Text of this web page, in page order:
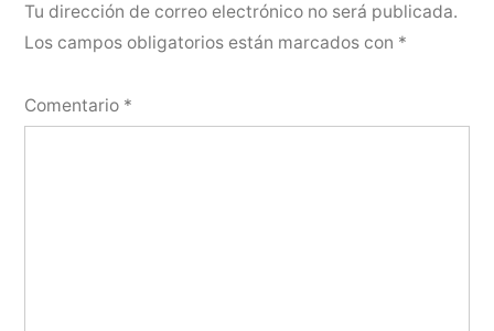
Tu dirección de correo electrónico no será publicada.
Los campos obligatorios están marcados con *
Comentario *